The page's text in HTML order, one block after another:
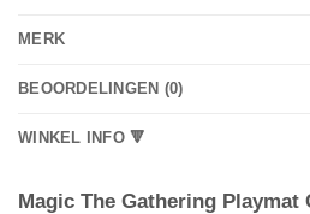
MERK
BEOORDELINGEN (0)
WINKEL INFO 🔻
Magic The Gathering Playmat